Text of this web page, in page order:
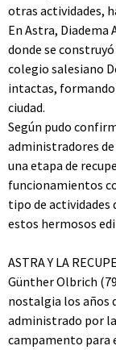
otras actividades,
En Astra, Diadema
donde se
colegio salesiano
intactas,
ciudad.
Según pudo
administradores
una etapa de
funcionamientos
tipo de actividades
estos hermosos
ASTRA Y LA
Günther Olbrich
nostalgia los años
administrado por
campamento para